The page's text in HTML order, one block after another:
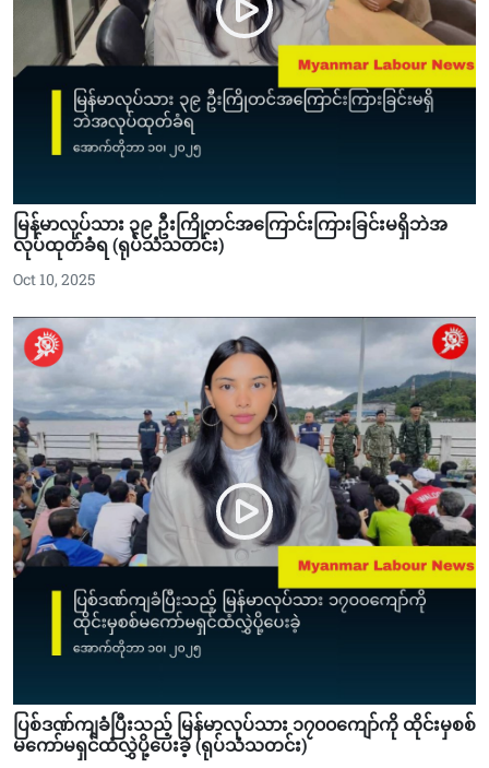
မြန်မာလုပ်သား ၃၉ ဦးကြိုတင်အကြောင်းကြားခြင်းမရှိဘဲအ
လုပ်ထုတ်ခံရ (ရုပ်သံသတင်း)
Oct 10, 2025
ပြစ်ဒဏ်ကျခံပြီးသည့် မြန်မာလုပ်သား ၁၇၀၀ကျော်ကို ထိုင်းမှစစ်
မကော်မရှင်ထံလွှဲပို့ပေးခဲ့ (ရုပ်သံသတင်း)